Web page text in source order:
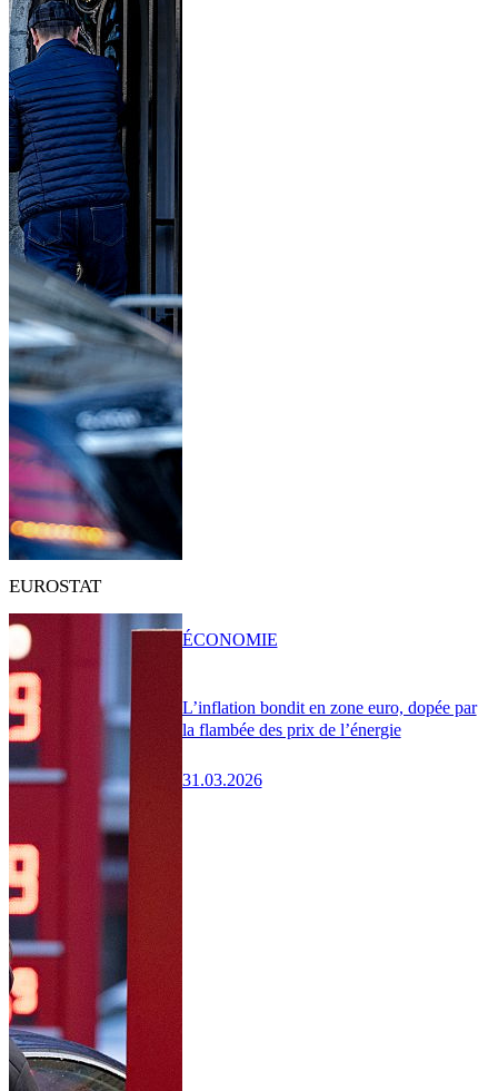
EUROSTAT
L’inflation bondit en zone euro, dopée par
la flambée des prix de l’énergie
31.03.2026
ÉCONOMIE